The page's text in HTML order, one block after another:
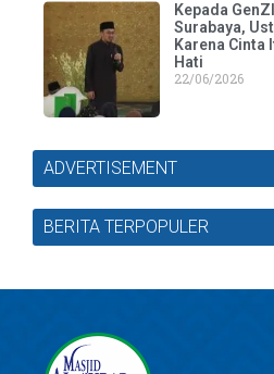
Kepada
Surabaya,
Karena Cinta
Hati
22/06/2026
ADVERTISEMENT
BERITA TERPOPULER